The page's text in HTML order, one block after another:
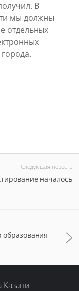
В
мы должны
отдельных
Следующая новость
началось